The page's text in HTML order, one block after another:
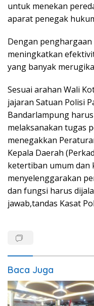
untuk menekan
aparat penegak
Dengan
meningkatkan
yang banyak
Sesuai arahan Wali
jajaran Satuan Polisi
Bandarlampung
melaksanakan tugas
menegakkan
Kepala Daerah
ketertiban umum dan
menyelenggarakan
dan fungsi harus
jawab,tandas Kasat
Baca Juga